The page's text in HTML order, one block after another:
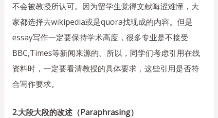
不会被教授所认可。因为留学生觉得文献晦涩难懂，大
家都选择去wikipedia或是quora找现成的内容。但是
essay写作一定要保持学术高度，很多专业是不接受
BBC,Times等新闻来源的。所以，同学们考虑引用在线
资料时，一定要看清教授的具体要求，这些引用是否符
合写作要求。
2.大段大段的改述（Paraphrasing）